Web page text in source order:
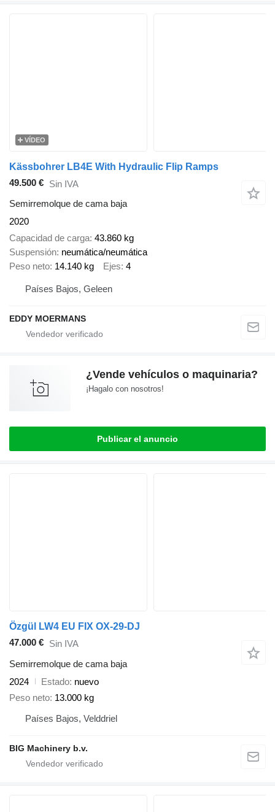
VÍDEO
Kässbohrer LB4E With Hydraulic Flip Ramps
49.500 € Sin IVA
Semirremolque de cama baja
2020
Capacidad de carga 43.860 kg
Suspensión neumática/neumática
Peso neto 14.140 kg Ejes 4
Países Bajos, Geleen
EDDY MOERMANS
¿Vende vehículos o maquinaria?
¡Hagalo con nosotros!
Publicar el anuncio
Özgül LW4 EU FIX OX-29-DJ
47.000 € Sin IVA
Semirremolque de cama baja
2024
Estado nuevo
Peso neto 13.000 kg
Países Bajos, Velddriel
BIG Machinery b.v.